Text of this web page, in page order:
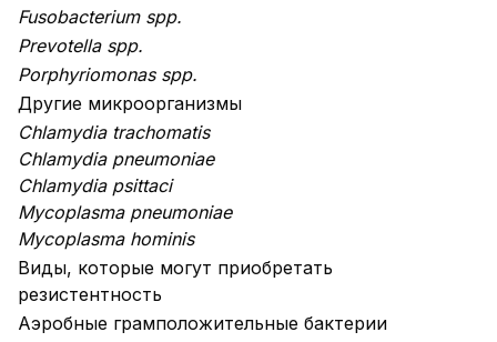
Fusobacterium spp.
Prevotella spp.
Porphyriomonas spp.
Другие микроорганизмы
Chlamydia trachomatis
Chlamydia pneumoniae
Chlamydia psittaci
Mycoplasma pneumoniae
Mycoplasma hominis
Виды, которые могут приобретать
резистентность
Аэробные грамположительные бактерии